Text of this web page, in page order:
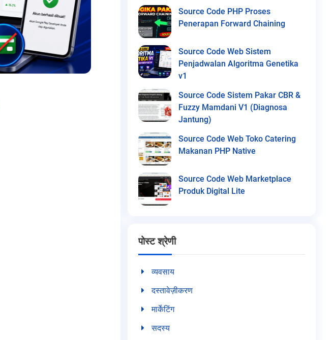
Source Code PHP Proses
Penerapan Forward Chaining
Source Code Web Sistem
Penjadwalan Algoritma Genetika
v1
Source Code Sistem Pakar CBR &
Fuzzy Mamdani V1 (Diagnosa
Jantung)
Source Code Web Toko Catering
Makanan PHP Native
Source Code Web Marketplace
Produk Digital Lite
पोस्ट श्रेणी
व्यवसाय
दस्तावेज़ीकरण
मार्केटिंग
सदस्य